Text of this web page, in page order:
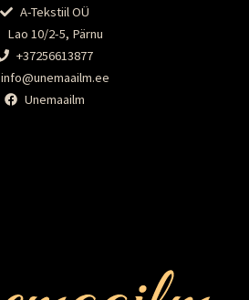
A-Tekstiil OÜ
Lao 10/2-5, Pärnu
+37256613877
info@unemaailm.ee
Unemaailm